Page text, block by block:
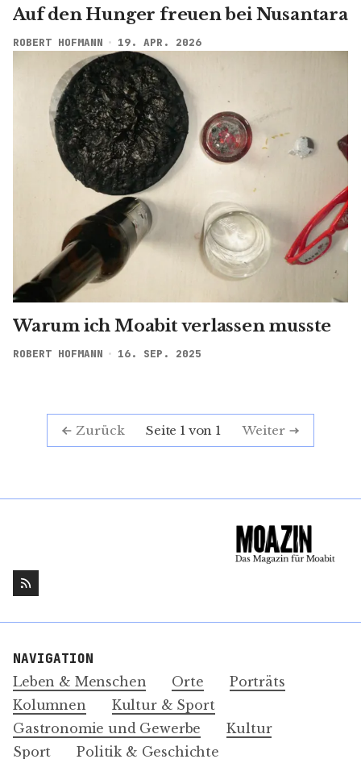
Auf den Hunger freuen bei Nusantara
ROBERT HOFMANN 19. APR. 2026
Warum ich Moabit verlassen musste
ROBERT HOFMANN 16. SEP. 2025
Zurück Seite 1 von 1 Weiter
NAVIGATION
Leben & Menschen Orte
Porträts
Kolumnen
Kultur & Sport
Gastronomie und Gewerbe
Kultur
Sport
Politik & Geschichte